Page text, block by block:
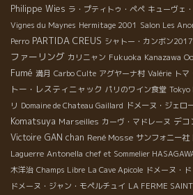
Philippe Wies ラ・プティトゥ・ペペ キューヴェ
Vignes du Maynes Hermitage 2001 Salon Les
Perro PARTIDA CREUS シャトー・カンボン2017
ファーリング カリニャン Fukuoka Kanazawa
Fumé 満月 Carbo Culte アグヤーナ村 Valérie トマ
トー・レスティニャック パリのワイン食堂 Tokyo
リ Domaine de Chateau Gaillard ドメーヌ・ジェロ
Komatsuya Marseilles カーヴ・マドレーヌ デコ
Victoire GAN chan René Mosse サンフォニー社
Laguerre Antonella chef et Sommelier
木洋治 Champs Libre La Cave Apicole ドメーヌ・
ドメーヌ・ジャン・モペルチュイ LA FERME